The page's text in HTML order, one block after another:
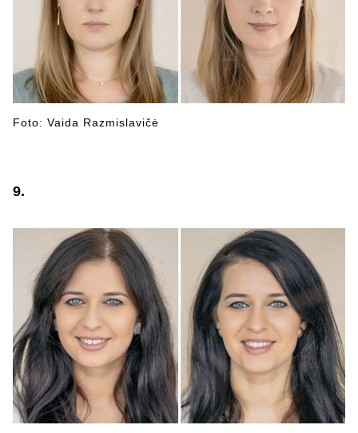
Foto: Vaida Razmislavičė
9.